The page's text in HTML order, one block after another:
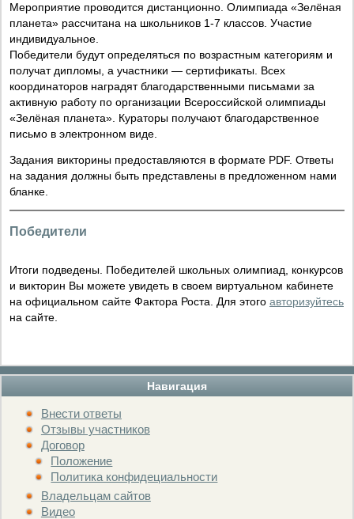
Навигация
Внести ответы
Отзывы участников
Договор
Положение
Политика конфидециальности
Владельцам сайтов
Видео
Мероприятие проводится дистанционно. Олимпиада «Зелёная
планета» рассчитана на школьников 1-7 классов. Участие
индивидуальное.
Победители будут определяться по возрастным категориям и
получат дипломы, а участники — сертификаты. Всех
координаторов наградят благодарственными письмами за
активную работу по организации Всероссийской олимпиады
«Зелёная планета». Кураторы получают благодарственное
письмо в электронном виде.
Задания викторины предоставляются в формате PDF. Ответы
на задания должны быть представлены в предложенном нами
бланке.
Победители
Итоги подведены. Победителей школьных олимпиад, конкурсов
и викторин Вы можете увидеть в своем виртуальном кабинете
на официальном сайте Фактора Роста. Для этого авторизуйтесь
на сайте.